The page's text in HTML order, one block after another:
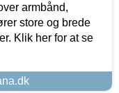
armbånd,
store og brede
Klik her for at se